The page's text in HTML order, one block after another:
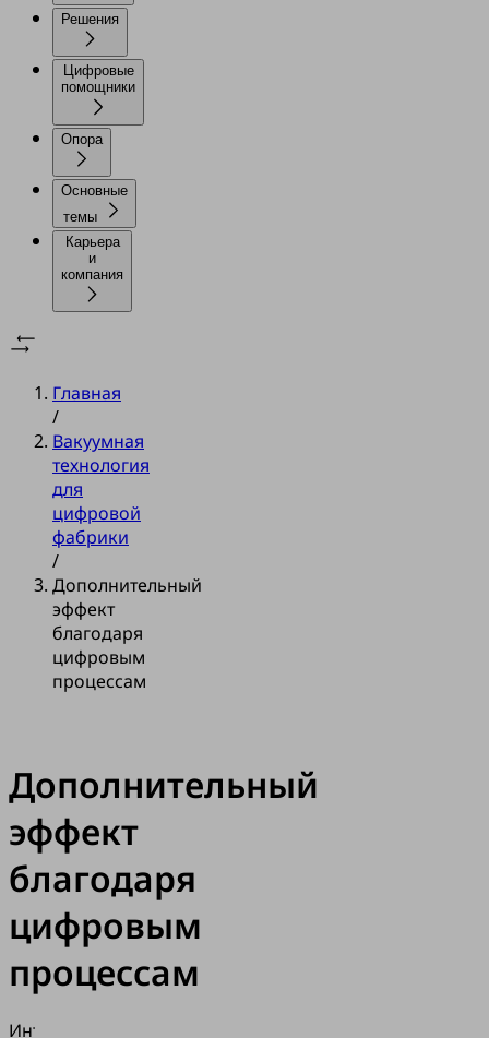
Решения
Цифровые
помощники
Опора
Основные
темы
Карьера
и
компания
Главная
/
Вакуумная
технология
для
цифровой
фабрики
/
Дополнительный
эффект
благодаря
цифровым
процессам
Дополнительный
эффект
благодаря
цифровым
процессам
Интеллектуальные